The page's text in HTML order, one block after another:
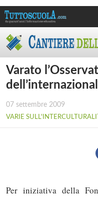
Varato
07 settembre 2009
VARIE
Per iniziativa della